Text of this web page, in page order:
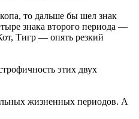
то дальше бы шел знак
знака второго периода —
Тигр — опять резкий
этих двух
жизненных периодов. А